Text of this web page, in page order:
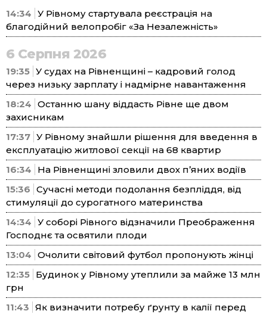
14:34 У Рівному стартувала реєстрація на
благодійний велопробіг «За Незалежність»
6 Серпня 2026
19:35 У судах на Рівненщині – кадровий голод
через низьку зарплату і надмірне навантаження
18:24 Останню шану віддасть Рівне ще двом
захисникам
17:37 У Рівному знайшли рішення для введення в
експлуатацію житлової секції на 68 квартир
16:34
На Рівненщині зловили двох п’яних водіїв
15:36 Сучасні методи подолання безпліддя, від
стимуляції до сурогатного материнства
14:34 У соборі Рівного відзначили Преображення
Господнє та освятили плоди
13:04 Очолити світовий футбол пропонують жінці
12:35 Будинок у Рівному утеплили за майже 13 млн
грн
11:43 Як визначити потребу ґрунту в калії перед